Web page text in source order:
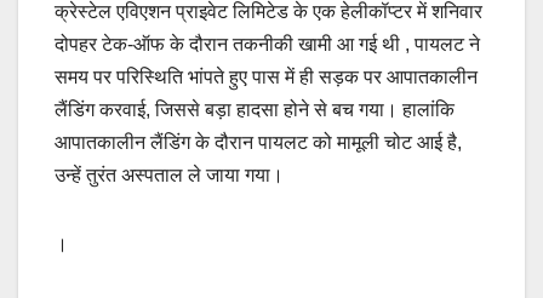
क्रेस्टेल एविएशन प्राइवेट लिमिटेड के एक हेलीकॉप्टर में शनिवार
दोपहर टेक-ऑफ के दौरान तकनीकी खामी आ गई थी , पायलट ने
समय पर परिस्थिति भांपते हुए पास में ही सड़क पर आपातकालीन
लैंडिंग करवाई, जिससे बड़ा हादसा होने से बच गया। हालांकि
आपातकालीन लैंडिंग के दौरान पायलट को मामूली चोट आई है,
उन्हें तुरंत अस्पताल ले जाया गया।
।